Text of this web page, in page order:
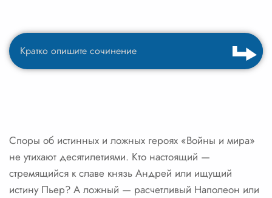
Споры об истинных и ложных героях «Войны и мира»
не утихают десятилетиями. Кто настоящий —
стремящийся к славе князь Андрей или ищущий
истину Пьер? А ложный — расчетливый Наполеон или